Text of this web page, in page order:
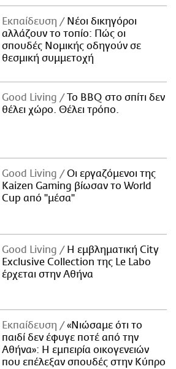
Εκπαίδευση
Νέοι δικηγόροι
αλλάζουν το τοπίο: Πώς οι
σπουδές Νομικής οδηγούν σε
θεσμική συμμετοχή
Good Living
Το BBQ στο σπίτι δεν
θέλει χώρο. Θέλει τρόπο.
Good Living
Οι εργαζόμενοι της
Kaizen Gaming βίωσαν το World
Cup από "μέσα"
Good Living
Η εμβληματική City
Exclusive Collection της Le Labo
έρχεται στην Αθήνα
Εκπαίδευση
«Νιώσαμε ότι το
παιδί δεν έφυγε ποτέ από την
Αθήνα»: Η εμπειρία οικογενειών
που επέλεξαν σπουδές στην Κύπρο